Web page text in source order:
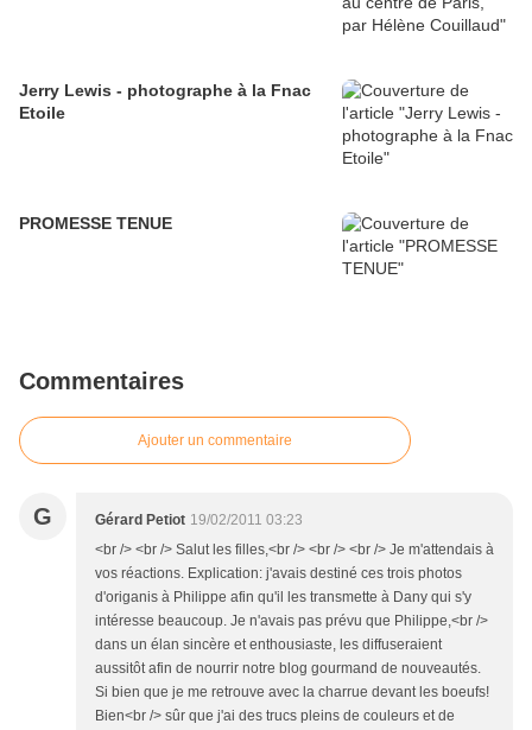
Jerry Lewis - photographe à la Fnac
Etoile
PROMESSE TENUE
Commentaires
Ajouter un commentaire
G Gérard Petiot 19/02/2011 03:23
<br /> <br /> Salut les filles,<br /> <br /> <br /> Je m'attendais à
vos réactions. Explication: j'avais destiné ces trois photos
d'origanis à Philippe afin qu'il les transmette à Dany qui s'y
intéresse beaucoup. Je n'avais pas prévu que Philippe,<br />
dans un élan sincère et enthousiaste, les diffuseraient
aussitôt afin de nourrir notre blog gourmand de nouveautés.
Si bien que je me retrouve avec la charrue devant les boeufs!
Bien<br /> sûr que j'ai des trucs pleins de couleurs et de